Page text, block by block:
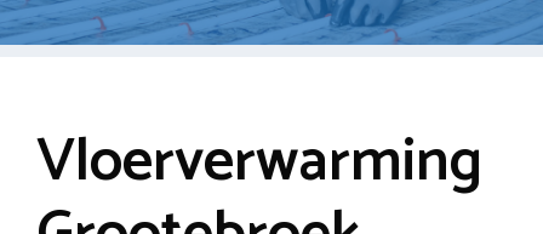
Vloerverwarming